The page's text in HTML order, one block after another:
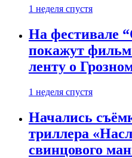
1 неделя спустя
На фестивале
покажут
ленту о
1 неделя спустя
Начались
триллера
свинцового